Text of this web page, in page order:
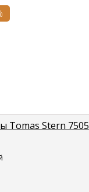
Tomas Stern 7505